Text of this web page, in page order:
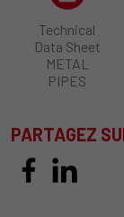
Technical
Data Sheet
METAL
PIPES
PARTAGEZ